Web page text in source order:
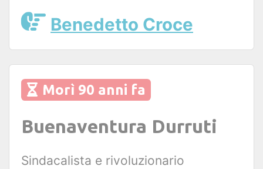
Benedetto Croce
Morì 90 anni fa
Buenaventura Durruti
Sindacalista e rivoluzionario